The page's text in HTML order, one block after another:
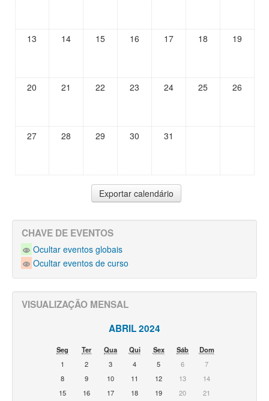
13 14 15 16 17 18 19
20 21 22 23 24 25 26
27 28 29 30 31
CHAVE DE EVENTOS
Ocultar eventos globais
Ocultar eventos de curso
VISUALIZAÇÃO MENSAL
ABRIL 2024
Seg Ter Qua Qui Sex Sáb
Dom
1
2 3 4 5 6
7
8
9 10 11 12 13
14
15
16 17 18 19 20
21